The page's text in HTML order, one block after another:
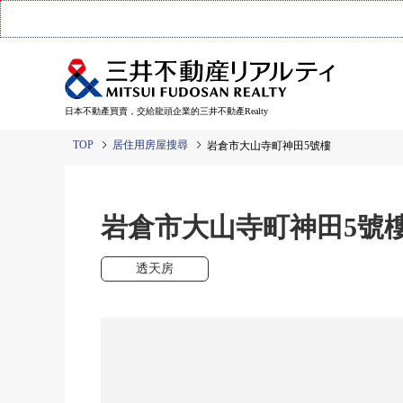
日本不動產買賣，交給龍頭企業的三井不動產Realty
TOP 居住用房屋搜尋 岩倉市大山寺町神田5號樓
岩倉市大山寺町神田5號
透天房